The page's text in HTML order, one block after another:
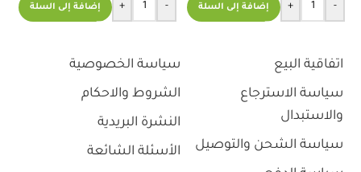
-
+ إضافة إلى السلة
-
+ إضافة إلى السلة
اتفاقية البيع
سياسة الاسترجاع
والاستبدال
سياسة الشحن والتوصيل
سياسة الخصوصية
الشروط والاحكام
النشرة البريدية
الأسئلة الشائعة